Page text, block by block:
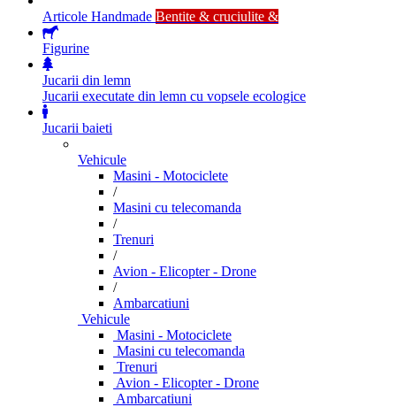
Articole Handmade Bentite & cruciulite &
Figurine
Jucarii din lemn
Jucarii executate din lemn cu vopsele ecologice
Jucarii baieti
Vehicule
Masini - Motociclete
/
Masini cu telecomanda
/
Trenuri
/
Avion - Elicopter - Drone
/
Ambarcatiuni
Vehicule
Masini - Motociclete
Masini cu telecomanda
Trenuri
Avion - Elicopter - Drone
Ambarcatiuni